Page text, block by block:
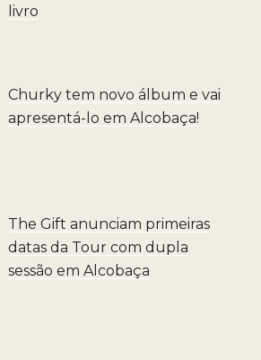
livro
Churky tem novo álbum e vai
apresentá-lo em Alcobaça!
The Gift anunciam primeiras
datas da Tour com dupla
sessão em Alcobaça